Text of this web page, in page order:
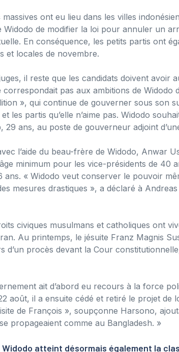
massives ont eu lieu dans les villes
Widodo de modifier la loi pour annuler un
En conséquence, les petits partis ont
et locales de novembre.
il reste que les candidats doivent avoir
correspondait pas aux ambitions de Widodo
», qui continue de gouverner sous son
les partis qu’elle n’aime pas. Widodo
29 ans, au poste de gouverneur adjoint
l’aide du beau-frère de Widodo, Anwar
minimum pour les vice-présidents de 40
ans. « Widodo veut conserver le pouvoir
mesures drastiques », a déclaré à
civiques musulmans et catholiques ont
Au printemps, le jésuite Franz Magnis
d’un procès devant la Cour
ait d’abord eu recours à la force
août, il a ensuite cédé et retiré le projet de
de François », soupçonne Harsono,
propageaient comme au Bangladesh. »
atteint désormais également la